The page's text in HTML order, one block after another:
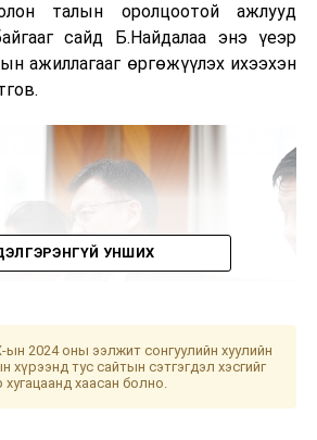
талын оролцоотой ажлууд
сайд Б.Найдалаа энэ үеэр
ажиллагааг өргөжүүлэх ихээхэн
УНШИХ
2024 оны ээлжит сонгуулийн хуулийн
хүрээнд тус сайтын сэтгэгдэл хэсгийг
хугацаанд хаасан болно.